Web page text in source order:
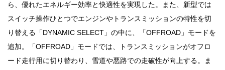
ら、優れたエネルギー効率と快適性を実現した。また、新型では
スイッチ操作ひとつでエンジンやトランスミッションの特性を切
り替える「DYNAMIC SELECT」の中に、「OFFROAD」モードを
追加。「OFFROAD」モードでは、トランスミッションがオフロ
ード走行用に切り替わり、雪道や悪路での走破性が向上する。ま